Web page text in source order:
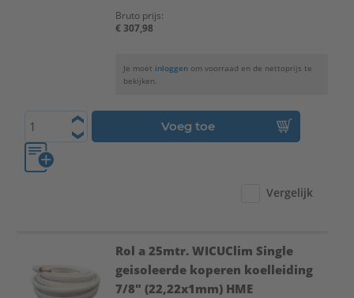
Bruto prijs:
€ 307,98
Je moet inloggen om voorraad en de nettoprijs te
bekijken.
Voeg toe
Vergelijk
Rol a 25mtr. WICUClim Single
geisoleerde koperen koelleiding
7/8" (22,22x1mm) HME